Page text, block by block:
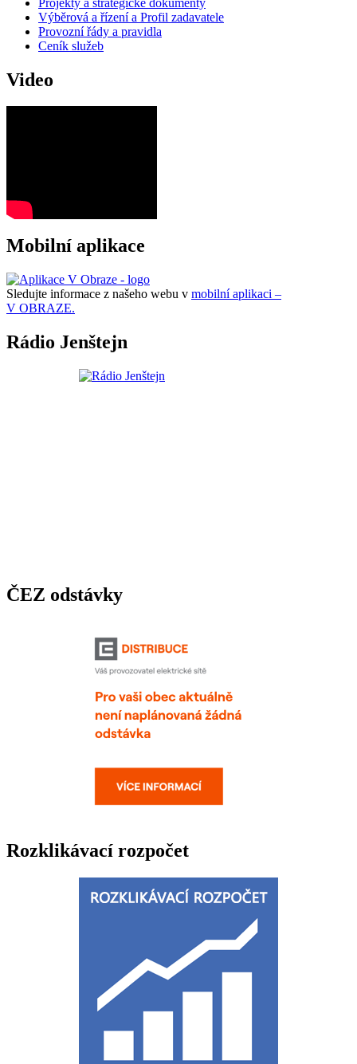
Výběrová a řízení a Profil zadavatele
Provozní řády a pravidla
Ceník služeb
Video
Mobilní aplikace
Sledujte informace z našeho webu v mobilní aplikaci –
V OBRAZE.
Rádio Jenštejn
ČEZ odstávky
Rozklikávací rozpočet